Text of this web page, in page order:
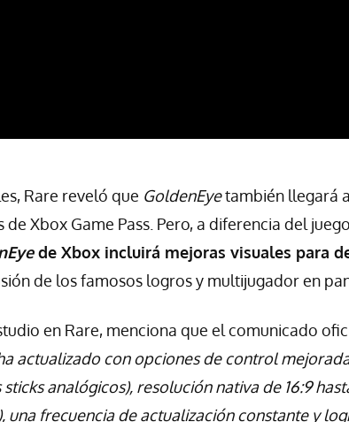
Rare reveló que GoldenEyetambién llegará
de Xbox Game Pass. Pero, a diferencia del
de Xbox incluirá mejoras visuales para
de los famosos logros y multijugador en
en Rare, menciona que el comunicado
actualizado con opciones de control
analógicos), resolución nativa de 16:9
una frecuencia de actualización constante y